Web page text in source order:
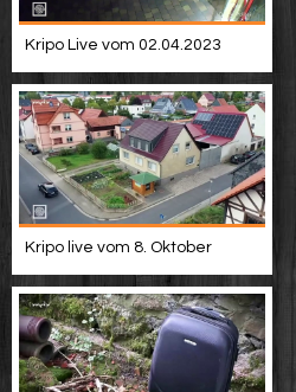
Kripo Live vom 02.04.2023
Kripo live vom 8. Oktober